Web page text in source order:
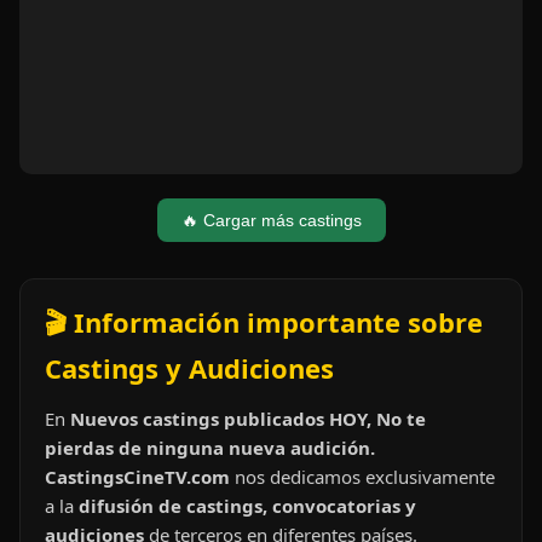
🔥 Cargar más castings
🎬 Información importante sobre
Castings y Audiciones
En Nuevos castings publicados HOY, No te
pierdas de ninguna nueva audición.
CastingsCineTV.com nos dedicamos exclusivamente
a la difusión de castings, convocatorias y
audiciones de terceros en diferentes países.